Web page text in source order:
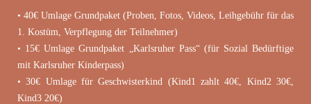
• 40€ Umlage Grundpaket (Proben, Fotos, Videos, Leihgebühr für das
1. Kostüm, Verpflegung der Teilnehmer)
• 15€ Umlage Grundpaket „Karlsruher Pass“ (für Sozial Bedürftige
mit Karlsruher Kinderpass)
• 30€ Umlage für Geschwisterkind (Kind1 zahlt 40€, Kind2 30€,
Kind3 20€)